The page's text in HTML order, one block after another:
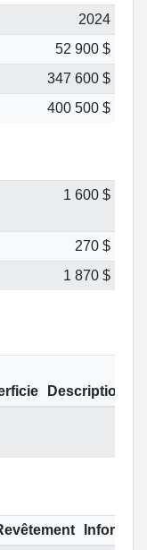
2024
52 900 $
347 600 $
400 500 $
1 600 $
270 $
1 870 $
Description